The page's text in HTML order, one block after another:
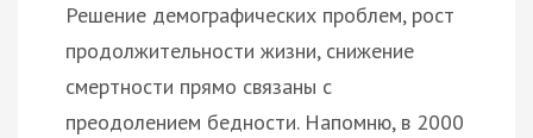
Решение демографических проблем, рост
продолжительности жизни, снижение
смертности прямо связаны с
преодолением бедности. Напомню, в 2000